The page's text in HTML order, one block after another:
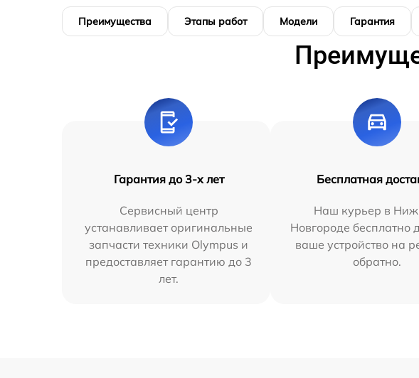
Преимущества Этапы работ Модели Гарантия
Гарантия до 3-х лет
Сервисный центр
устанавливает оригинальные
запчасти техники Olympus и
предоставляет гарантию до 3
лет.
Бесплатная
Наш курьер в
Новгороде бесплатно
ваше устройство на
обратно.